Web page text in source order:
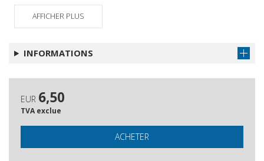
Recensioni
Santità laica di Firenze
Obtenir l'article
AFFICHER PLUS
INFORMATIONS
EUR 6,50
TVA exclue
ACHETER